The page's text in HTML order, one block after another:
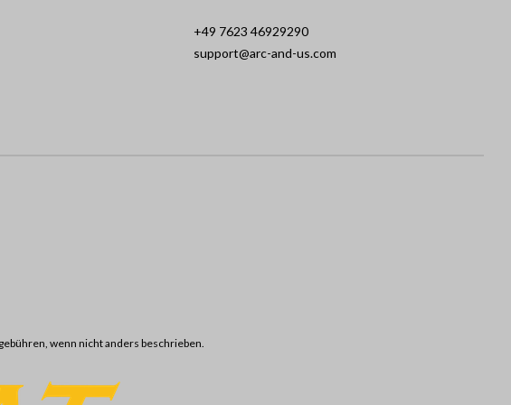
+49 7623 46929290
support@arc-and-us.com
wenn nicht anders beschrieben.